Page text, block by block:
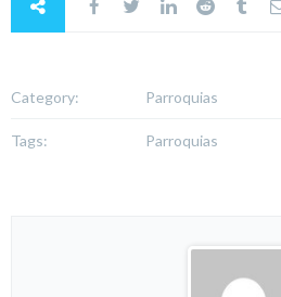
Category: Parroquias
Tags: Parroquias